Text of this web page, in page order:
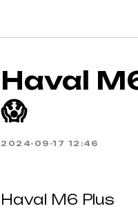
Haval
😱
2024-09-17 12:46
Haval M6 Plus